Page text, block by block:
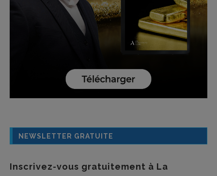
NEWSLETTER GRATUITE
Inscrivez-vous gratuitement à La